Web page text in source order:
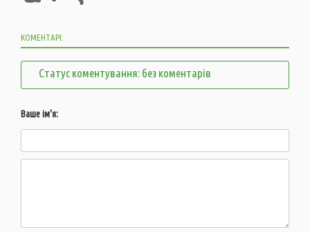
КОМЕНТАРІ:
Статус коментування: без коментарів
Ваше ім'я: